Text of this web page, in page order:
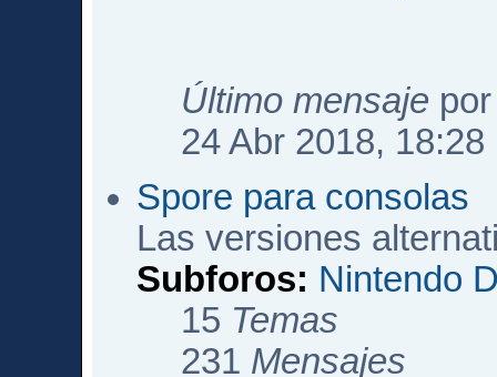
Último mensaje
24 Abr 2018, 18:28
Spore para consolas
Las versiones
Subforos: Nintendo
15 Temas
231 Mensajes